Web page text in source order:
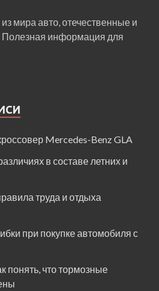
мира авто, отечественные и
Полезная информация для
Mercedes-Benz GLA
в составе летних и
труда и отдыха
при покупке автомобиля с
понять, что тормозные